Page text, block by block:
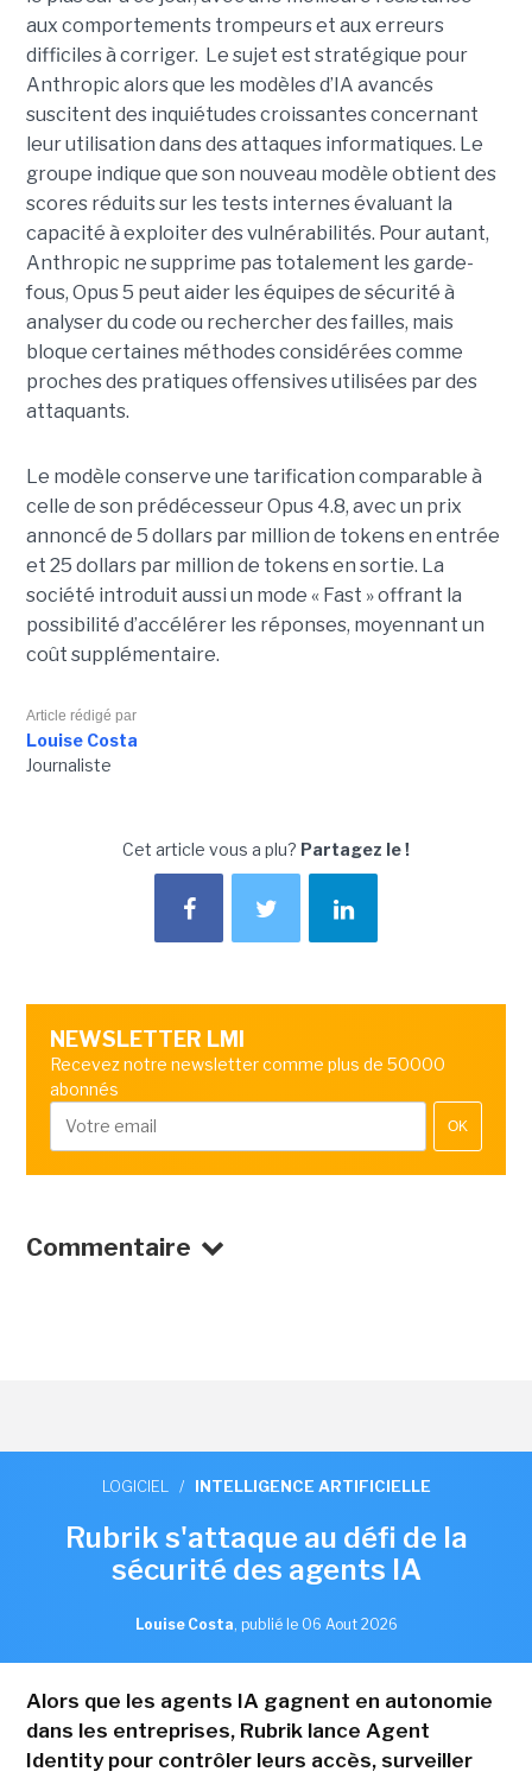
aux comportements trompeurs et aux erreurs
difficiles à corriger. Le sujet est stratégique pour
Anthropic alors que les modèles d’IA avancés
suscitent des inquiétudes croissantes concernant
leur utilisation dans des attaques informatiques. Le
groupe indique que son nouveau modèle obtient des
scores réduits sur les tests internes évaluant la
capacité à exploiter des vulnérabilités. Pour autant,
Anthropic ne supprime pas totalement les garde-
fous, Opus 5 peut aider les équipes de sécurité à
analyser du code ou rechercher des failles, mais
bloque certaines méthodes considérées comme
proches des pratiques offensives utilisées par des
attaquants.
Le modèle conserve une tarification comparable à
celle de son prédécesseur Opus 4.8, avec un prix
annoncé de 5 dollars par million de tokens en entrée
et 25 dollars par million de tokens en sortie. La
société introduit aussi un mode « Fast » offrant la
possibilité d’accélérer les réponses, moyennant un
coût supplémentaire.
Article rédigé par
Louise Costa
Journaliste
Cet article vous a plu? Partagez le !
NEWSLETTER LMI
Recevez notre newsletter comme plus de 50000
abonnés
OK
Commentaire
LOGICIEL / INTELLIGENCE ARTIFICIELLE
Rubrik s'attaque au défi de la
sécurité des agents IA
Louise Costa, publié le 06 Aout 2026
Alors que les agents IA gagnent en autonomie
dans les entreprises, Rubrik lance Agent
Identity pour contrôler leurs accès, surveiller